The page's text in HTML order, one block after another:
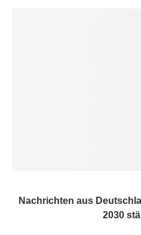
Nachrichten aus
2030